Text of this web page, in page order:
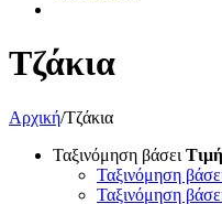
Τζάκια
Αρχική/Τζάκια
Ταξινόμηση βάσει Τιμή
Ταξινόμηση
Ταξινόμηση